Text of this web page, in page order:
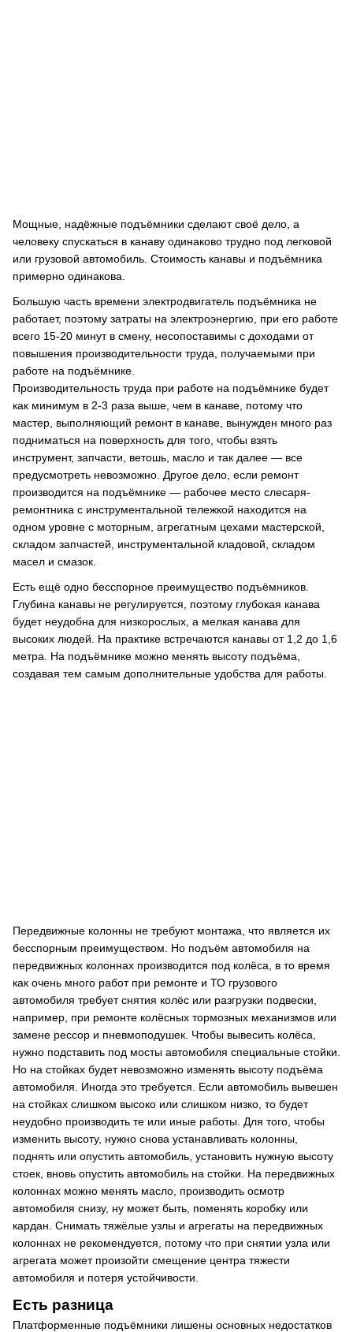
Мощные, надёжные подъёмники сделают своё дело, а
человеку спускаться в канаву одинаково трудно под легковой
или грузовой автомобиль. Стоимость канавы и подъёмника
примерно одинакова.
Большую часть времени электродвигатель подъёмника не
работает, поэтому затраты на электроэнергию, при его работе
всего 15-20 минут в смену, несопоставимы с доходами от
повышения производительности труда, получаемыми при
работе на подъёмнике.
Производительность труда при работе на подъёмнике будет
как минимум в 2-3 раза выше, чем в канаве, потому что
мастер, выполняющий ремонт в канаве, вынужден много раз
подниматься на поверхность для того, чтобы взять
инструмент, запчасти, ветошь, масло и так далее — все
предусмотреть невозможно. Другое дело, если ремонт
производится на подъёмнике — рабочее место слесаря-
ремонтника с инструментальной тележкой находится на
одном уровне с моторным, агрегатным цехами мастерской,
складом запчастей, инструментальной кладовой, складом
масел и смазок.
Есть ещё одно бесспорное преимущество подъёмников.
Глубина канавы не регулируется, поэтому глубокая канава
будет неудобна для низкорослых, а мелкая канава для
высоких людей. На практике встречаются канавы от 1,2 до 1,6
метра. На подъёмнике можно менять высоту подъёма,
создавая тем самым дополнительные удобства для работы.
Передвижные колонны не требуют монтажа, что является их
бесспорным преимуществом. Но подъём автомобиля на
передвижных колоннах производится под колёса, в то время
как очень много работ при ремонте и ТО грузового
автомобиля требует снятия колёс или разгрузки подвески,
например, при ремонте колёсных тормозных механизмов или
замене рессор и пневмоподушек. Чтобы вывесить колёса,
нужно подставить под мосты автомобиля специальные стойки.
Но на стойках будет невозможно изменять высоту подъёма
автомобиля. Иногда это требуется. Если автомобиль вывешен
на стойках слишком высоко или слишком низко, то будет
неудобно производить те или иные работы. Для того, чтобы
изменить высоту, нужно снова устанавливать колонны,
поднять или опустить автомобиль, установить нужную высоту
стоек, вновь опустить автомобиль на стойки. На передвижных
колоннах можно менять масло, производить осмотр
автомобиля снизу, ну может быть, поменять коробку или
кардан. Снимать тяжёлые узлы и агрегаты на передвижных
колоннах не рекомендуется, потому что при снятии узла или
агрегата может произойти смещение центра тяжести
автомобиля и потеря устойчивости.
Есть разница
Платформенные подъёмники лишены основных недостатков